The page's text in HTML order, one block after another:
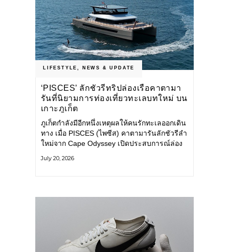
LIFESTYLE, NEWS & UPDATE
‘PISCES’ ลักชัวรีทริปล่องเรือคาตามา
รันที่นิยามการท่องเที่ยวทะเลบทใหม่ บน
เกาะภูเก็ต
ภูเก็ตกำลังมีอีกหนึ่งเหตุผลให้คนรักทะเลออกเดิน
ทาง เมื่อ PISCES (ไพซีส) คาตามารันลักชัวรีลำ
ใหม่จาก Cape Odyssey เปิดประสบการณ์ล่อง
ไป ผสานความสะดวกสบายแบบโรงแรมระดับ
July 20, 2026